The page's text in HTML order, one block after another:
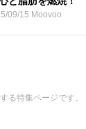
2025/09/15 Moovoo
る特集ページです。